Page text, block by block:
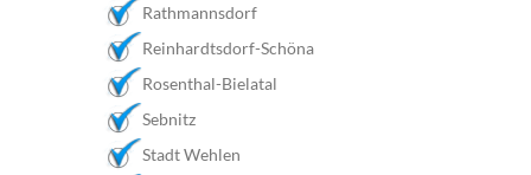
Rathmannsdorf
Reinhardtsdorf-Schöna
Rosenthal-Bielatal
Sebnitz
Stadt Wehlen